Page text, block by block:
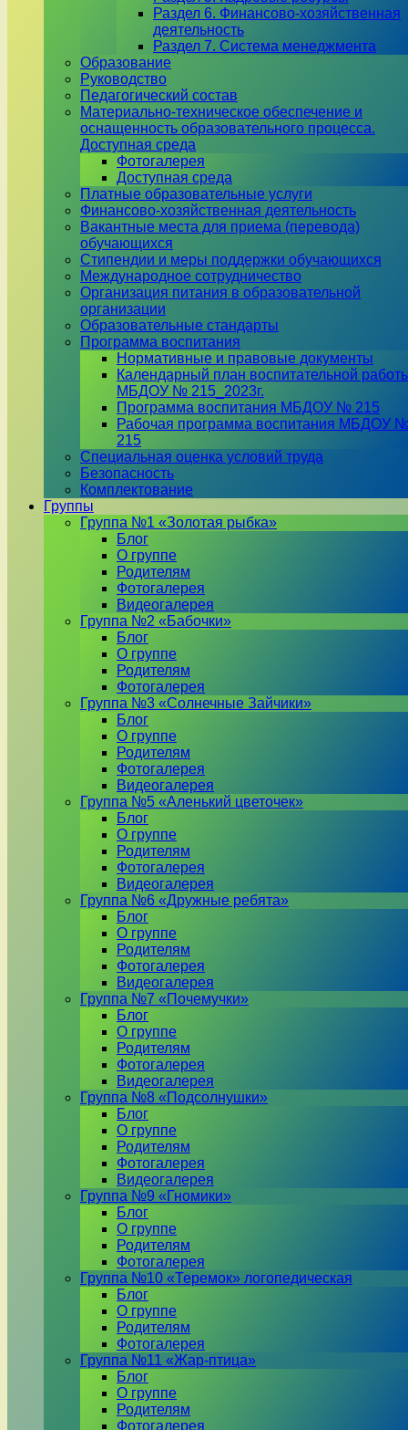
Раздел 6. Финансово-хозяйственная
деятельность
Раздел 7. Система менеджмента
Образование
Руководство
Педагогический состав
Материально-техническое обеспечение и
оснащенность образовательного процесса.
Доступная среда
Фотогалерея
Доступная среда
Платные образовательные услуги
Финансово-хозяйственная деятельность
Вакантные места для приема (перевода)
обучающихся
Стипендии и меры поддержки обучающихся
Международное сотрудничество
Организация питания в образовательной
организации
Образовательные стандарты
Программа воспитания
Нормативные и правовые документы
Календарный план воспитательной
МБДОУ № 215_2023г.
Программа воспитания МБДОУ № 215
Рабочая программа воспитания МБДОУ
215
Специальная оценка условий труда
Безопасность
Комплектование
Группы
Группа №1 «Золотая рыбка»
Блог
О группе
Родителям
Фотогалерея
Видеогалерея
Группа №2 «Бабочки»
Блог
О группе
Родителям
Фотогалерея
Группа №3 «Солнечные Зайчики»
Блог
О группе
Родителям
Фотогалерея
Видеогалерея
Группа №5 «Аленький цветочек»
Блог
О группе
Родителям
Фотогалерея
Видеогалерея
Группа №6 «Дружные ребята»
Блог
О группе
Родителям
Фотогалерея
Видеогалерея
Группа №7 «Почемучки»
Блог
О группе
Родителям
Фотогалерея
Видеогалерея
Группа №8 «Подсолнушки»
Блог
О группе
Родителям
Фотогалерея
Видеогалерея
Группа №9 «Гномики»
Блог
О группе
Родителям
Фотогалерея
Группа №10 «Теремок» логопедическая
Блог
О группе
Родителям
Фотогалерея
Группа №11 «Жар-птица»
Блог
О группе
Родителям
Фотогалерея